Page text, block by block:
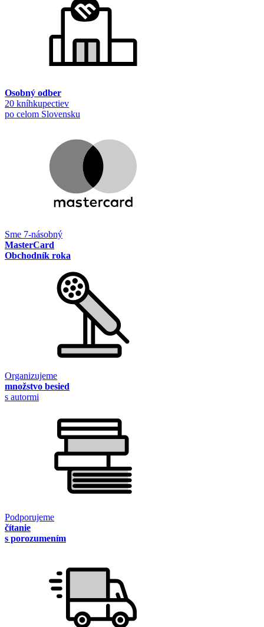
Osobný odber
20 kníhkupectiev
po celom Slovensku
Sme 7-násobný
MasterCard
Obchodník roka
Organizujeme
množstvo besied
s autormi
Podporujeme
čítanie
s porozumením